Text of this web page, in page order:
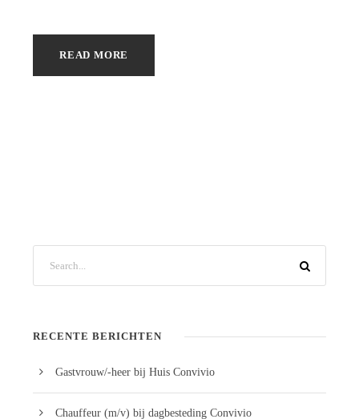
READ MORE
RECENTE BERICHTEN
Gastvrouw/-heer bij Huis Convivio
Chauffeur (m/v) bij dagbesteding Convivio